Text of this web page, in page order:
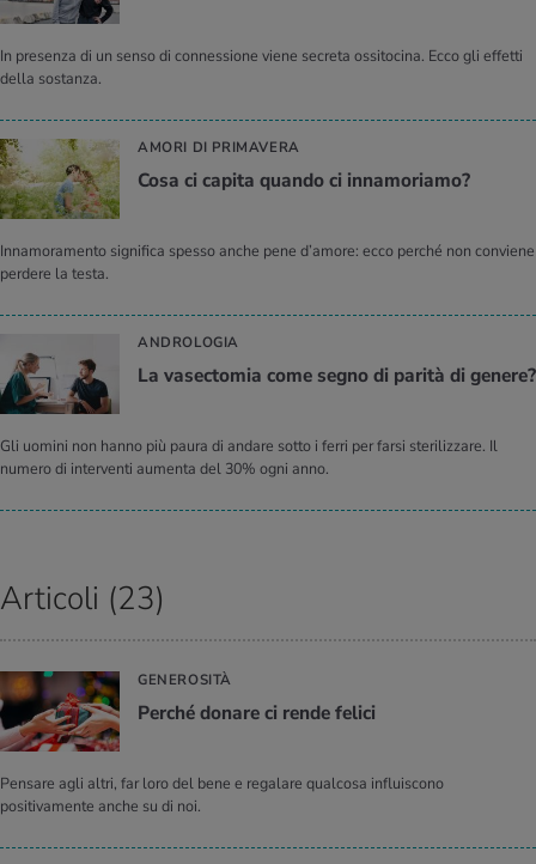
In presenza di un senso di connessione viene secreta ossitocina. Ecco gli effetti
della sostanza.
AMORI DI PRIMAVERA
Cosa ci ca­pi­ta quan­do ci in­na­mo­ria­mo?
Innamoramento significa spesso anche pene d’amore: ecco perché non conviene
perdere la testa.
ANDROLOGIA
La va­sec­to­mia come segno di pa­ri­tà di ge­ne­re?
Gli uomini non hanno più paura di andare sotto i ferri per farsi sterilizzare. Il
numero di interventi aumenta del 30% ogni anno.
Articoli (23)
GENEROSITÀ
Per­ché do­na­re ci rende fe­li­ci
Pensare agli altri, far loro del bene e regalare qualcosa influiscono
positivamente anche su di noi.